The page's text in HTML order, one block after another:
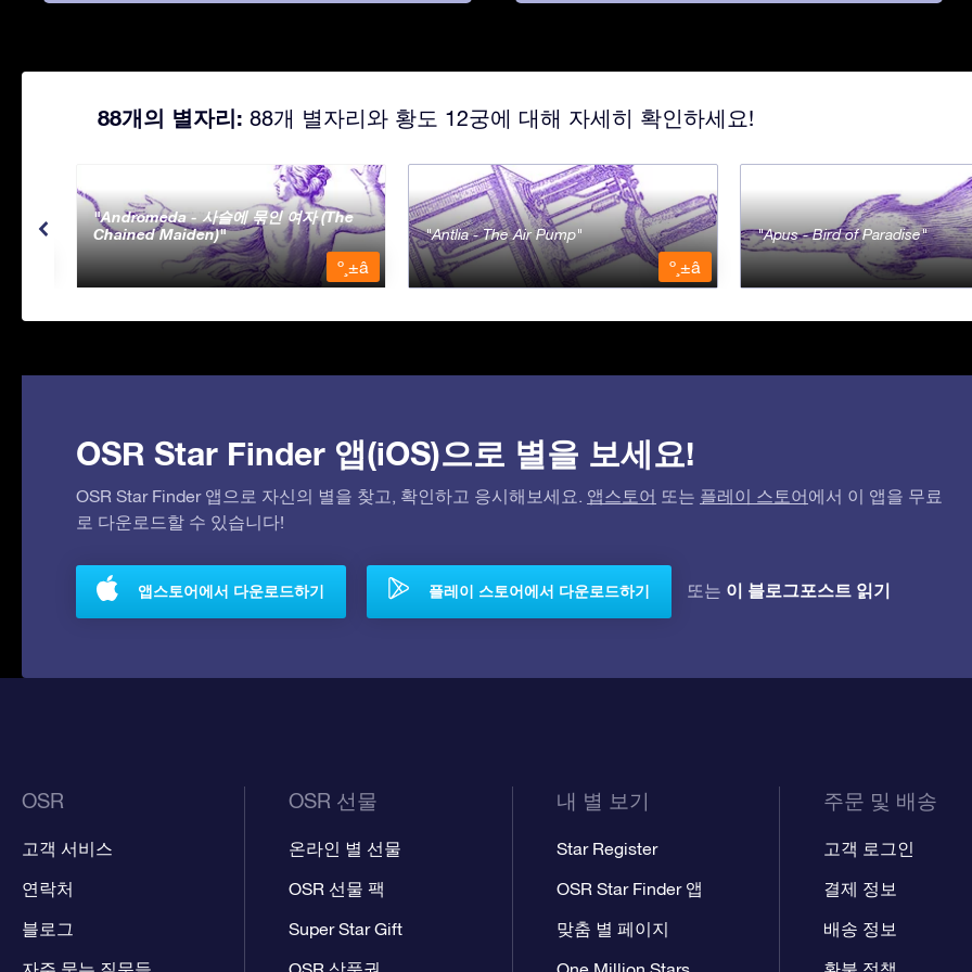
88개의 별자리: 88개 별자리와 황도 12궁에 대해 자세히 확인하세요!
Andromeda - 사슬에 묶인 여자 (The
Chained Maiden)
º¸±â
Antlia - The Air Pump
º¸±â
Apus - Bird of Paradise
OSR Star Finder 앱(iOS)으로 별을 보세요!
OSR Star Finder 앱으로 자신의 별을 찾고, 확인하고 응시해보세요. 앱스토어 또는 플레이 스토어에서 이 앱을 무료
로 다운로드할 수 있습니다!
앱스토어에서 다운로드하기 플레이 스토어에서 다운로드하기 또는 이 블로그포스트 읽기
OSR
고객 서비스
연락처
블로그
OSR 선물
온라인 별 선물
OSR 선물 팩
Super Star Gift
내 별 보기
Star Register
OSR Star Finder 앱
맞춤 별 페이지
주문 및 배송
고객 로그인
결제 정보
배송 정보